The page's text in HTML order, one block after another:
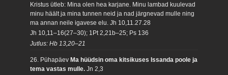
Kristus ütleb: Mina olen hea karjane. Minu lambad kuulevad
minu häält ja mina tunnen neid ja nad järgnevad mulle ning
ma annan neile igavese elu.Jh 10,11.27.28
Jh 10,11–16(27–30); 1Pt 2,21b–25; Ps 136
Jutlus: Hb 13,20–21
26. PühapäevMa hüüdsin oma kitsikuses Issanda poole ja
tema vastas mulle.Jn 2,3